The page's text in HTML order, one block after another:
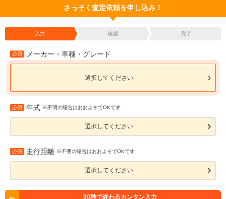
さっそく査定依頼を申し込み！
入力 確認 完了
必須 メーカー・車種・グレード
選択してください
必須 年式 ※不明の場合はおおよそでOKです
選択してください
必須 走行距離 ※不明の場合はおおよそでOKです
選択してください
90秒で終わるカンタン入力